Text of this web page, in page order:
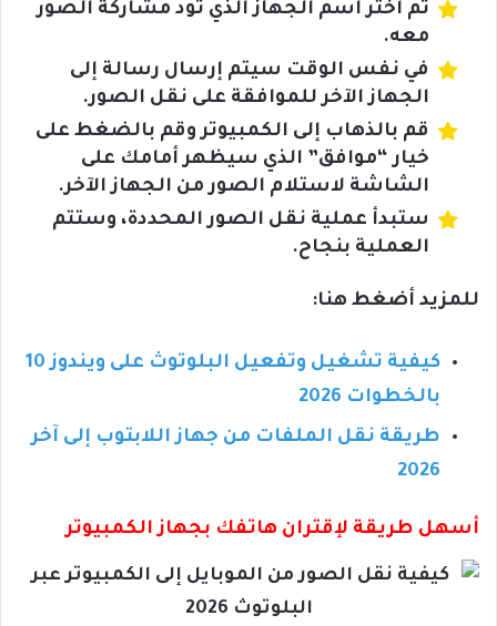
ثم أختر اسم الجهاز الذي تود مشاركة الصور
معه.
في نفس الوقت سيتم إرسال رسالة إلى
الجهاز الآخر للموافقة على نقل الصور.
قم بالذهاب إلى الكمبيوتر وقم بالضغط على
خيار “موافق” الذي سيظهر أمامك على
الشاشة لاستلام الصور من الجهاز الآخر.
ستبدأ عملية نقل الصور المحددة، وستتم
العملية بنجاح.
للمزيد أضغط هنا:
كيفية تشغيل وتفعيل البلوتوث على ويندوز 10
بالخطوات 2026
طريقة نقل الملفات من جهاز اللابتوب إلى آخر
2026
أسهل طريقة لإقتران هاتفك بجهاز الكمبيوتر